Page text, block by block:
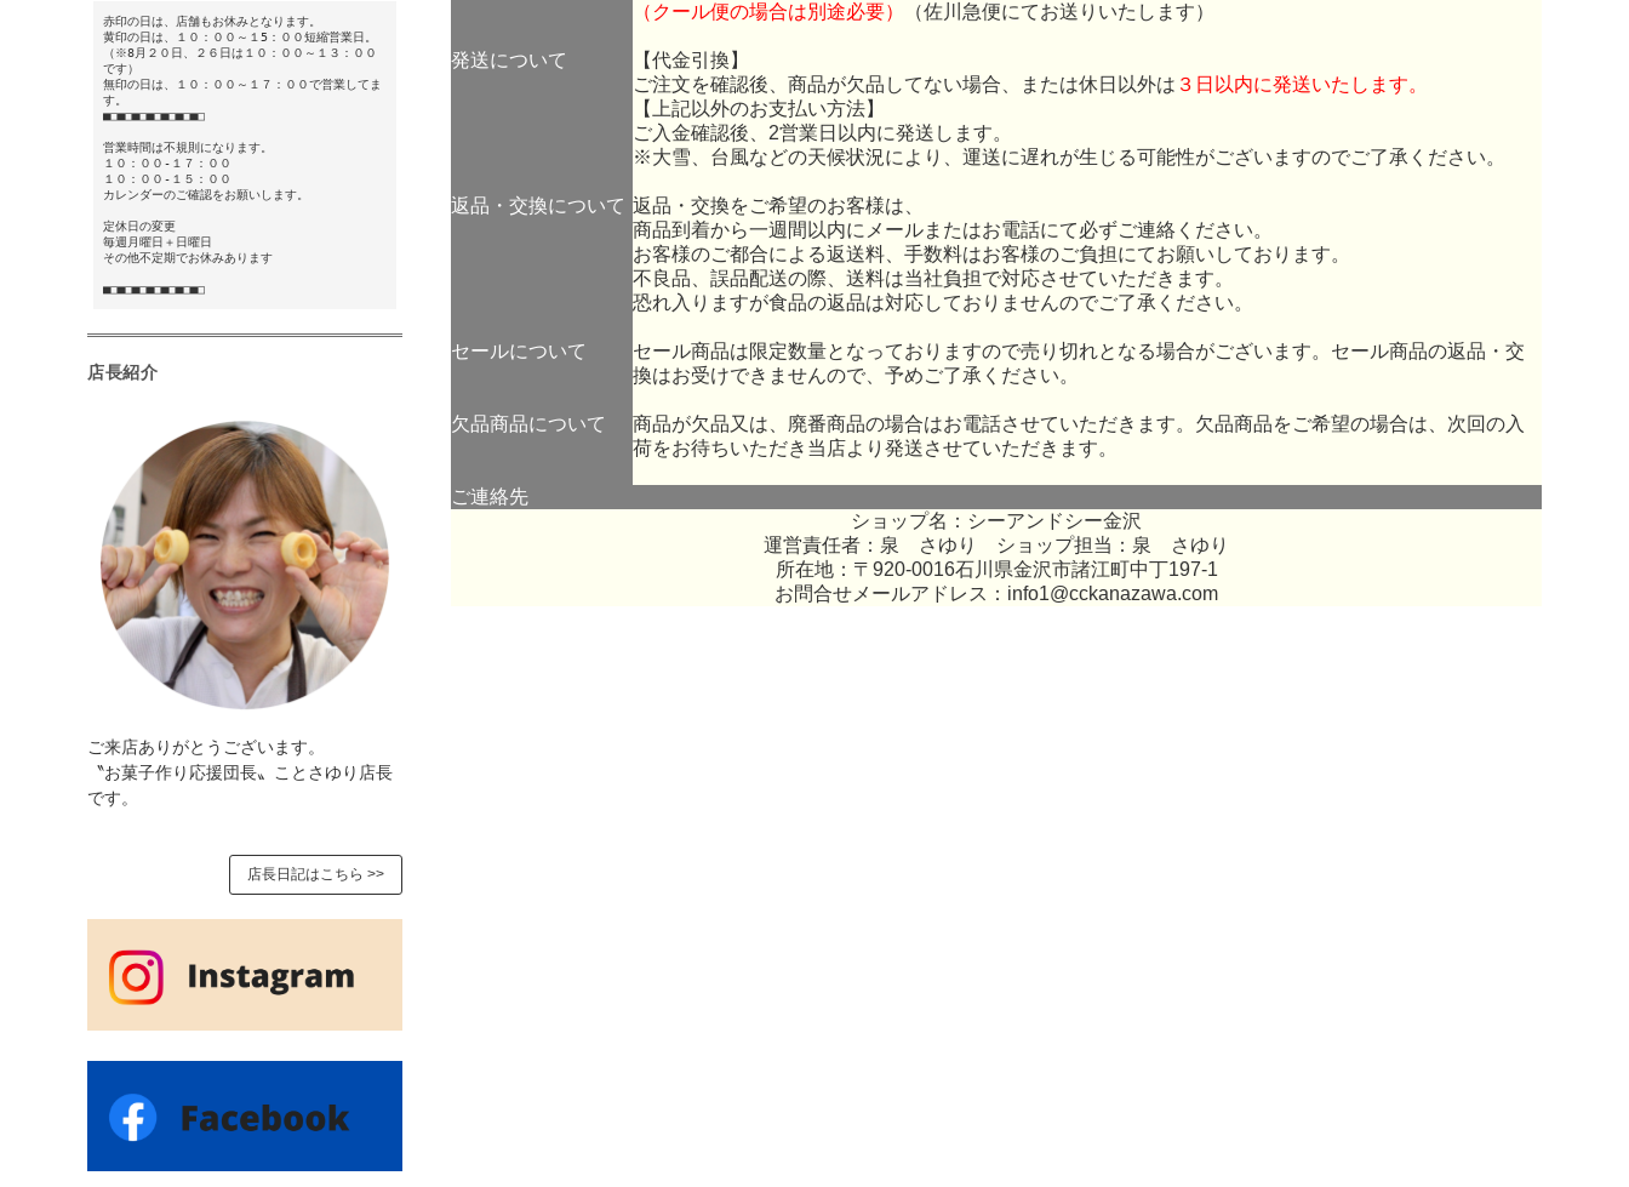
（クール便の場合は別途必要）
（佐川急便にてお送りいたします）
発送について
【代金引換】
ご注文を確認後、商品が欠品してない場合、または休日以外は ３日以内に発送いたします。
【上記以外のお支払い方法】
ご入金確認後、2営業日以内に発送します。
※大雪、台風などの天候状況により、運送に遅れが生じる可能性がございますのでご了承ください。
返品・交換について 返品・交換をご希望のお客様は、
商品到着から一週間以内にメールまたはお電話にて必ずご連絡ください。
お客様のご都合による返送料、手数料はお客様のご負担にてお願いしております。
不良品、誤品配送の際、送料は当社負担で対応させていただきます。
恐れ入りますが食品の返品は対応しておりませんのでご了承ください。
セールについて
セール商品は限定数量となっておりますので売り切れとなる場合がございます。セール商品の返品・交
換はお受けできませんので、予めご了承ください。
欠品商品について
商品が欠品又は、廃番商品の場合はお電話させていただきます。欠品商品をご希望の場合は、次回の入
荷をお待ちいただき当店より発送させていただきます。
ご連絡先
ショップ名：シーアンドシー金沢
運営責任者：泉 さゆり ショップ担当：泉 さゆり
所在地：〒920-0016石川県金沢市諸江町中丁197-1
お問合せメールアドレス： info1@cckanazawa.com
赤印の日は、店舗もお休みとなります。
黄印の日は、１０：００～１5：００短縮営業日。
（※8月２０日、２６日は１０：００～１３：００
です）
無印の日は、１０：００～１７：００で営業してま
す。
■□■□■□■□■□■□■□
営業時間は不規則になります。
１０：００-１７：００
１０：００-１５：００
カレンダーのご確認をお願いします。
定休日の変更
毎週月曜日＋日曜日
その他不定期でお休みあります
■□■□■□■□■□■□■□
店長紹介
ご来店ありがとうございます。
〝お菓子作り応援団長〟ことさゆり店長
です。
店長日記はこちら >>